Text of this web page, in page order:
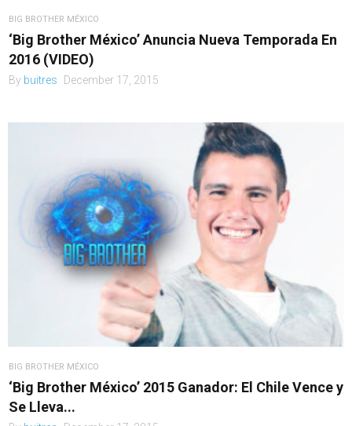
BIG BROTHER MÉXICO
‘Big Brother México’ Anuncia Nueva Temporada En
2016 (VIDEO)
By buitres December 17, 2015
BIG BROTHER MÉXICO
‘Big Brother México’ 2015 Ganador: El Chile Vence y
Se Lleva...